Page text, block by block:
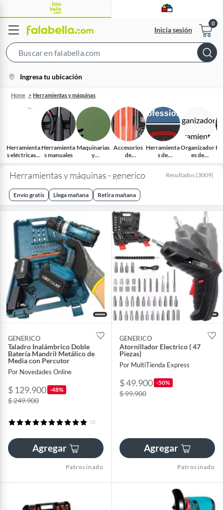
Inicia sesión
Bar
location-
icon
Ingresa tu ubicación
Home Herramientas y máquinas
Herramienta
s eléctricas e
Herramienta
s manuales
Maquinarias
y
Accesorios
de
Herramienta
s de
Organizador
es de
Herramientas y máquinas - generico Resultados (3009)
Envío gratis Llega mañana Retira mañana
GENERICO
Taladro Inalámbrico Doble
Batería Mandril Metálico de
Media con Percutor
Por Novedades Online
$ 129.900 -48%
$ 249.900
(2)
Agregar
Patrocinado
GENERICO
Atornillador Electrico ( 47
Piezas)
Por MultiTienda Express
$ 49.900 -50%
$ 99.900
Agregar
Patrocinado